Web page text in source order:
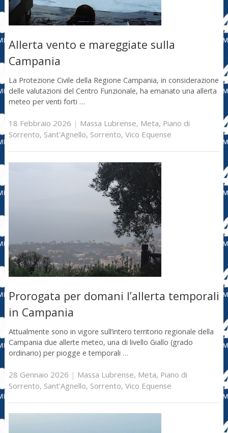
Allerta vento e mareggiate sulla
Campania
La Protezione Civile della Regione Campania, in considerazione
delle valutazioni del Centro Funzionale, ha emanato una allerta
meteo per venti forti …
18 Febbraio 2026 | Massa Lubrense, Meta, Piano di
Sorrento, Sant'Agnello, Sorrento, Vico Equense
Prorogata per domani l’allerta temporali
in Campania
Attualmente sono in vigore sull’intero territorio regionale della
Campania due allerte meteo, una di livello Giallo (grado
ordinario) per piogge e temporali …
28 Gennaio 2026 | Massa Lubrense, Meta, Piano di
Sorrento, Sant'Agnello, Sorrento, Vico Equense